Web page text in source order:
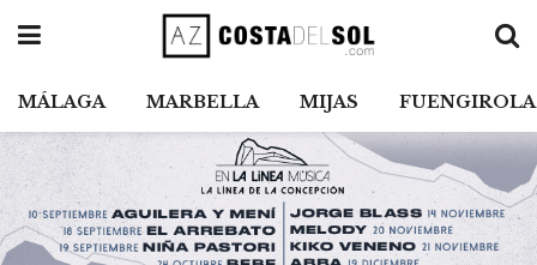
MÁLAGA MARBELLA MIJAS FUENGIROLA